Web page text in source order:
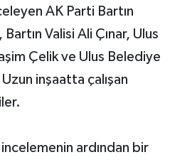
AK Parti Bartın
Valisi Ali Çınar, Ulus
Çelik ve Ulus Belediye
inşaatta çalışan
ardından bir